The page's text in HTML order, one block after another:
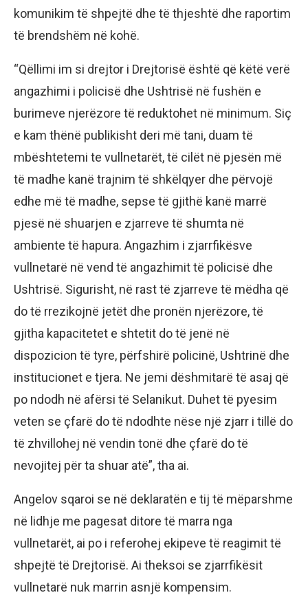
komunikim të shpejtë dhe të thjeshtë dhe raportim
të brendshëm në kohë.
“Qëllimi im si drejtor i Drejtorisë është që këtë verë
angazhimi i policisë dhe Ushtrisë në fushën e
burimeve njerëzore të reduktohet në minimum. Siç
e kam thënë publikisht deri më tani, duam të
mbështetemi te vullnetarët, të cilët në pjesën më
të madhe kanë trajnim të shkëlqyer dhe përvojë
edhe më të madhe, sepse të gjithë kanë marrë
pjesë në shuarjen e zjarreve të shumta në
ambiente të hapura. Angazhim i zjarrfikësve
vullnetarë në vend të angazhimit të policisë dhe
Ushtrisë. Sigurisht, në rast të zjarreve të mëdha që
do të rrezikojnë jetët dhe pronën njerëzore, të
gjitha kapacitetet e shtetit do të jenë në
dispozicion të tyre, përfshirë policinë, Ushtrinë dhe
institucionet e tjera. Ne jemi dëshmitarë të asaj që
po ndodh në afërsi të Selanikut. Duhet të pyesim
veten se çfarë do të ndodhte nëse një zjarr i tillë do
të zhvillohej në vendin tonë dhe çfarë do të
nevojitej për ta shuar atë”, tha ai.
Angelov sqaroi se në deklaratën e tij të mëparshme
në lidhje me pagesat ditore të marra nga
vullnetarët, ai po i referohej ekipeve të reagimit të
shpejtë të Drejtorisë. Ai theksoi se zjarrfikësit
vullnetarë nuk marrin asnjë kompensim.